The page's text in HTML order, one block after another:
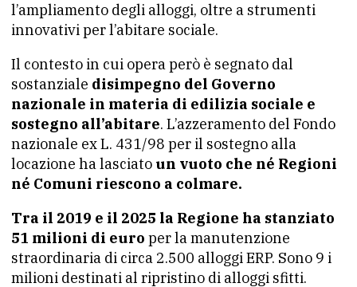
l’ampliamento degli alloggi, oltre a strumenti
innovativi per l’abitare sociale.
Il contesto in cui opera però è segnato dal
sostanziale disimpegno del Governo
nazionale in materia di edilizia sociale e
sostegno all’abitare. L’azzeramento del Fondo
nazionale ex L. 431/98 per il sostegno alla
locazione ha lasciato un vuoto che né Regioni
né Comuni riescono a colmare.
Tra il 2019 e il 2025 la Regione ha stanziato
51 milioni di euro per la manutenzione
straordinaria di circa 2.500 alloggi ERP. Sono 9 i
milioni destinati al ripristino di alloggi sfitti.